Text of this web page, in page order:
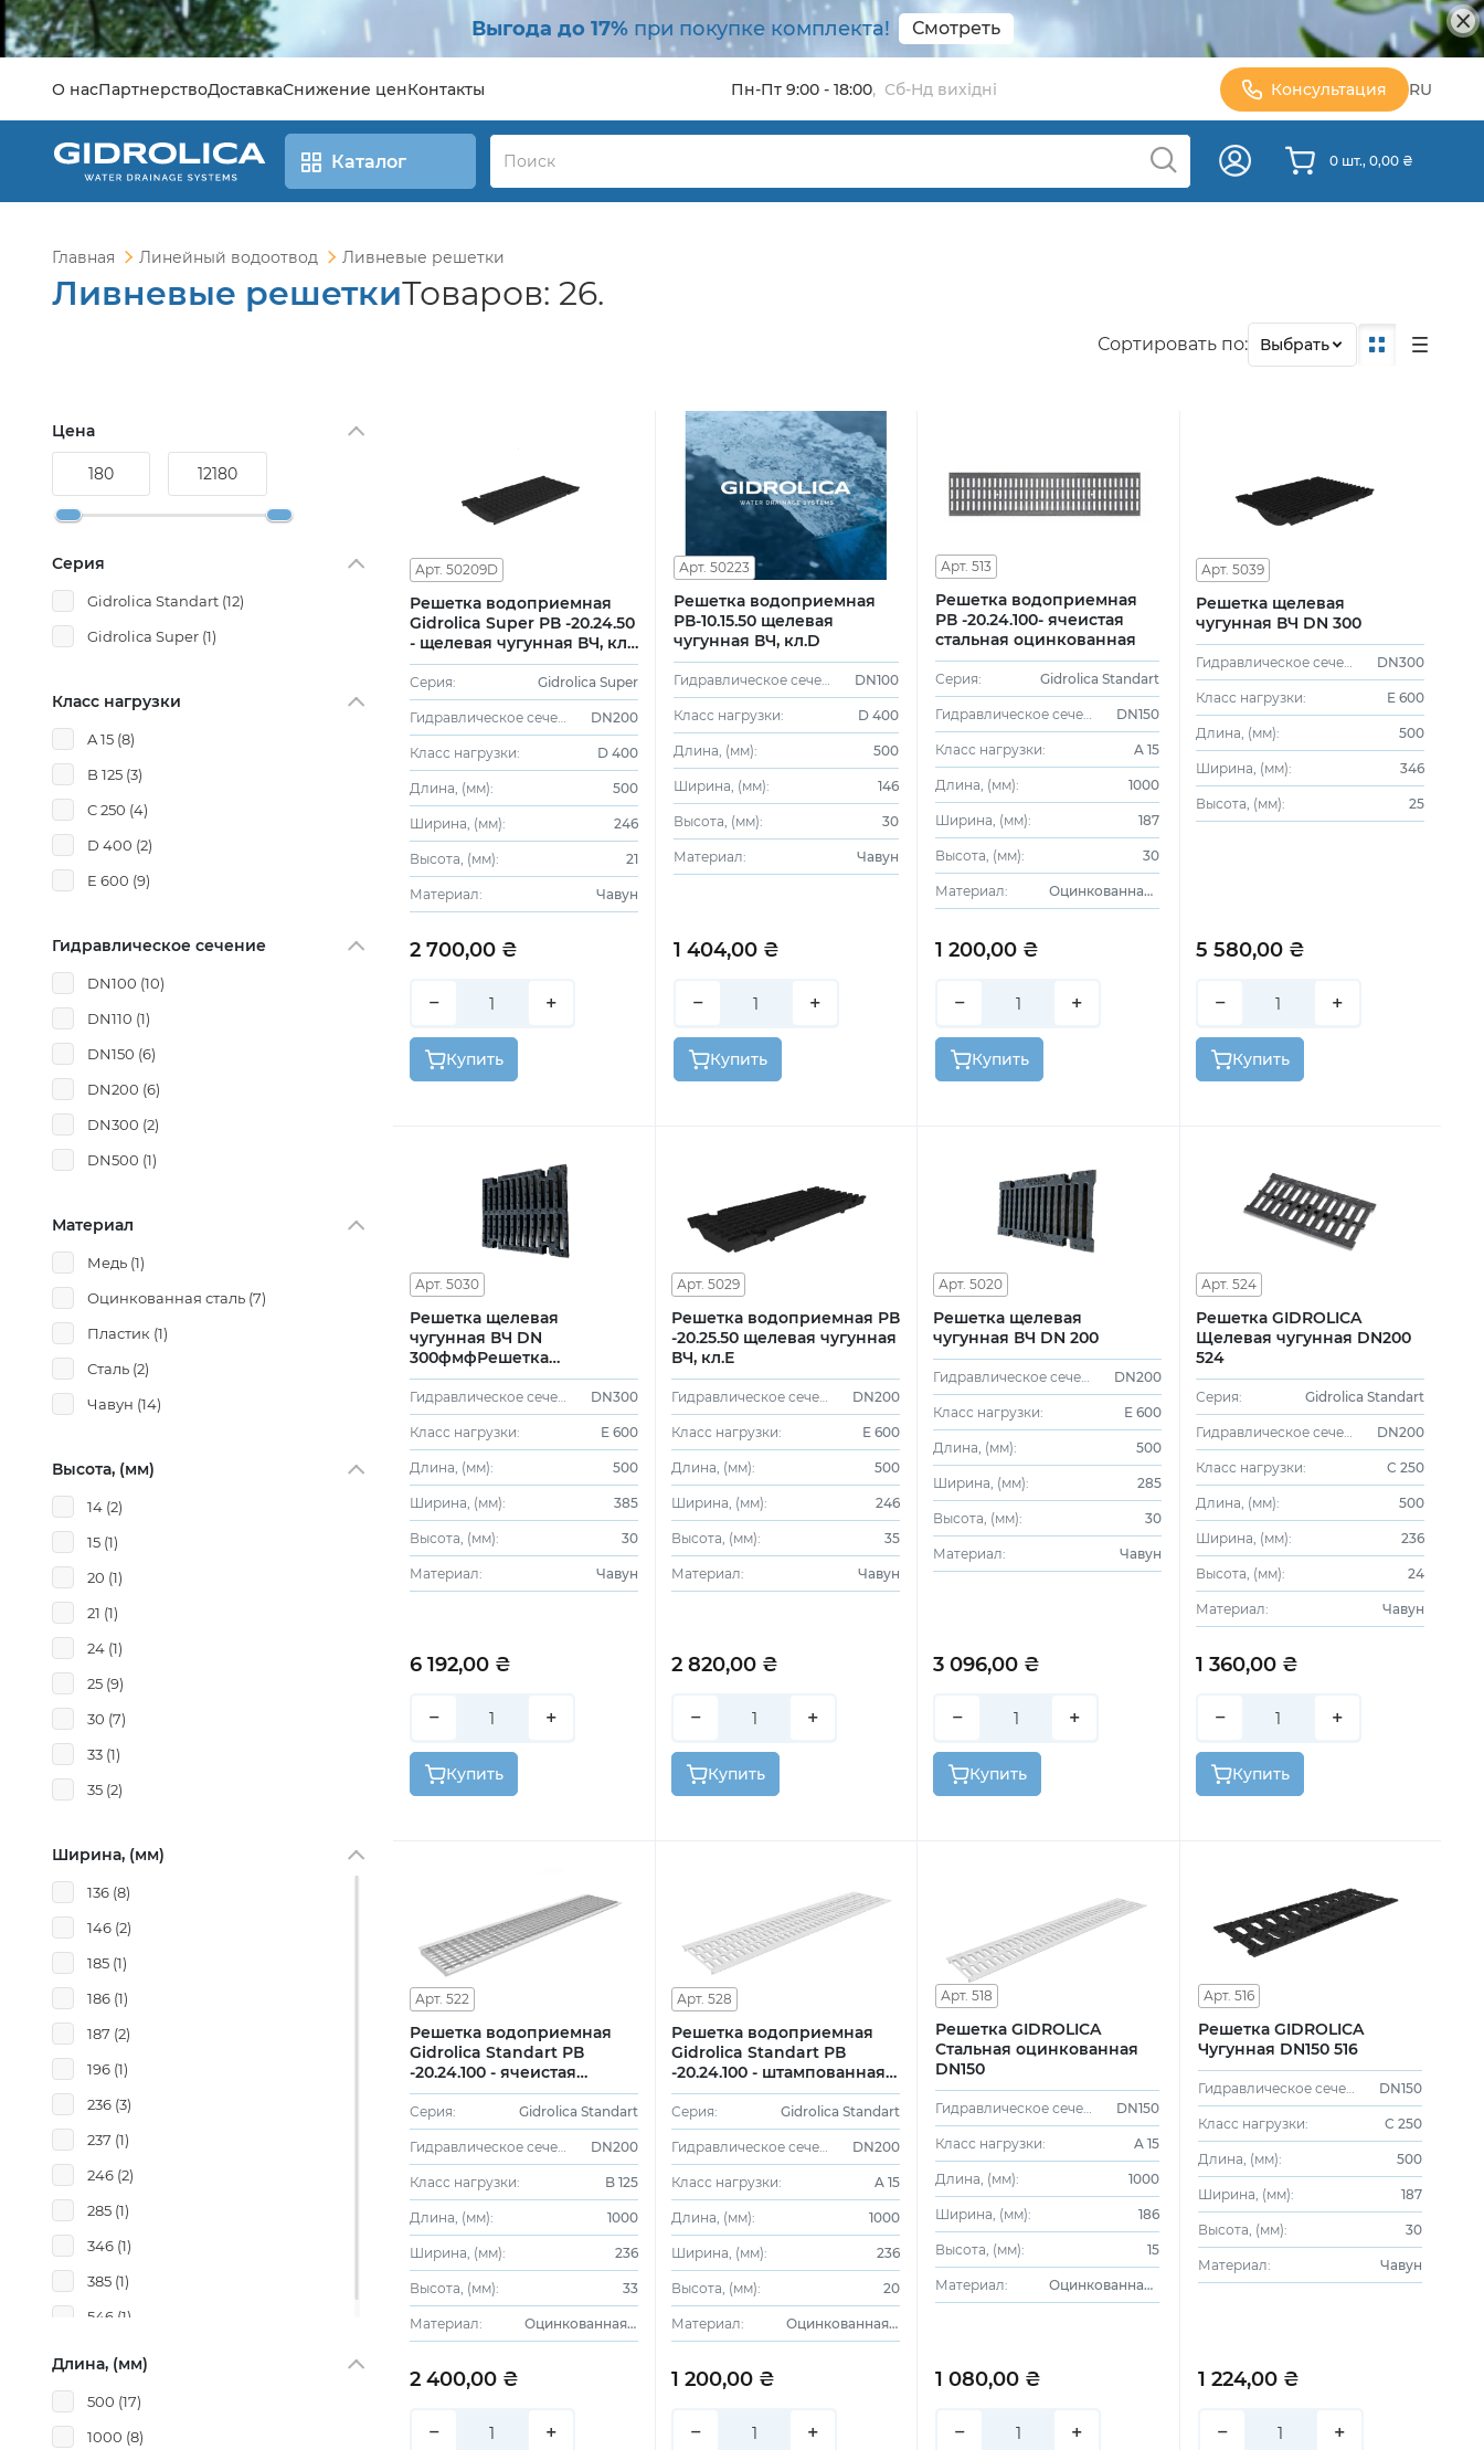
Выгода до 17%при покупке комплекта! Смотреть
О насПартнерствоДоставкаСнижение ценКонтакты Пн-Пт 9:00 - 18:00, Сб-Нд вихідні Консультация RU
Каталог 0 шт., 0,00 ₴
Главная Линейный водоотвод Ливневые решетки
Ливневые решеткиТоваров: 26.
Сортировать по: Выбрать
Цена
Серия
Gidrolica Standart (12)
Gidrolica Super (1)
Класс нагрузки
A 15 (8)
B 125 (3)
C 250 (4)
D 400 (2)
E 600 (9)
Гидравлическое сечение
DN100 (10)
DN110 (1)
DN150 (6)
DN200 (6)
DN300 (2)
DN500 (1)
Материал
Медь (1)
Оцинкованная сталь (7)
Пластик (1)
Сталь (2)
Чавун (14)
Высота, (мм)
14 (2)
15 (1)
20 (1)
21 (1)
24 (1)
25 (9)
30 (7)
33 (1)
35 (2)
Ширина, (мм)
136 (8)
146 (2)
185 (1)
186 (1)
187 (2)
196 (1)
236 (3)
237 (1)
246 (2)
285 (1)
346 (1)
385 (1)
546 (1)
Длина, (мм)
500 (17)
1000 (8)
Арт. 50209D
Решетка водоприемная
Gidrolica Super РВ -20.24.50
- щелевая чугунная ВЧ, кл.
D400
Серия: Gidrolica Super
Гидравлическое сечение: DN200
Класс нагрузки: D 400
Длина, (мм): 500
Ширина, (мм): 246
Высота, (мм): 21
Материал: Чавун
2 700,00 ₴
− +
Купить
Арт. 50223
Решетка водоприемная
РВ-10.15.50 щелевая
чугунная ВЧ, кл.D
Гидравлическое сечение: DN100
Класс нагрузки: D 400
Длина, (мм): 500
Ширина, (мм): 146
Высота, (мм): 30
Материал: Чавун
1 404,00 ₴
− +
Купить
Арт. 513
Решетка водоприемная
РВ -20.24.100- ячеистая
стальная оцинкованная
Серия: Gidrolica Standart
DN150
Класс нагрузки: A 15
Длина, (мм): 1000
Ширина, (мм): 187
Высота, (мм): 30
Материал: Оцинкованная сталь
1 200,00 ₴
− +
Купить
Арт. 5039
Решетка щелевая
чугунная ВЧ DN 300
Гидравлическое сечение: DN300
Класс нагрузки: E 600
Длина, (мм): 500
Ширина, (мм): 346
Высота, (мм): 25
5 580,00 ₴
− +
Купить
Арт. 5030
Решетка щелевая
чугунная ВЧ DN
300фмфРешетка
водоприемная РВ -30.40.50
щелевая чугунная ВЧ, кл.Е
Гидравлическое сечение: DN300
Класс нагрузки: E 600
Длина, (мм): 500
Ширина, (мм): 385
Высота, (мм): 30
Материал: Чавун
6 192,00 ₴
− +
Купить
Арт. 5029
Решетка водоприемная РВ
-20.25.50 щелевая чугунная
ВЧ, кл.Е
DN200
Класс нагрузки: E 600
Длина, (мм): 500
Ширина, (мм): 246
Высота, (мм): 35
Материал: Чавун
2 820,00 ₴
− +
Купить
Арт. 5020
Решетка щелевая
чугунная ВЧ DN 200
DN200
Класс нагрузки: E 600
Длина, (мм): 500
Ширина, (мм): 285
Высота, (мм): 30
Материал: Чавун
3 096,00 ₴
− +
Купить
Арт. 524
Решетка GIDROLICA
Щелевая чугунная DN200
524
Серия: Gidrolica Standart
Гидравлическое сечение: DN200
Класс нагрузки: C 250
Длина, (мм): 500
Ширина, (мм): 236
Высота, (мм): 24
Материал: Чавун
1 360,00 ₴
− +
Купить
Арт. 522
Решетка водоприемная
Gidrolica Standart РВ
-20.24.100 - ячеистая
стальная оцинкованная,
кл. В125
Серия: Gidrolica Standart
Гидравлическое сечение: DN200
Класс нагрузки: B 125
Длина, (мм): 1000
Ширина, (мм): 236
Высота, (мм): 33
Материал: Оцинкованная сталь
2 400,00 ₴
− +
Арт. 528
Решетка водоприемная
Gidrolica Standart РВ
-20.24.100 - штампованная
стальная оцинкованная,
кл. А15
Серия: Gidrolica Standart
DN200
Класс нагрузки: A 15
Длина, (мм): 1000
Ширина, (мм): 236
Высота, (мм): 20
Материал: Оцинкованная сталь
1 200,00 ₴
− +
Арт. 518
Решетка GIDROLICA
Стальная оцинкованная
DN150
DN150
Класс нагрузки: A 15
Длина, (мм): 1000
Ширина, (мм): 186
Высота, (мм): 15
Материал: Оцинкованная сталь
1 080,00 ₴
− +
Арт. 516
Решетка GIDROLICA
Чугунная DN150 516
Гидравлическое сечение: DN150
Класс нагрузки: C 250
Длина, (мм): 500
Ширина, (мм): 187
Высота, (мм): 30
Материал: Чавун
1 224,00 ₴
− +